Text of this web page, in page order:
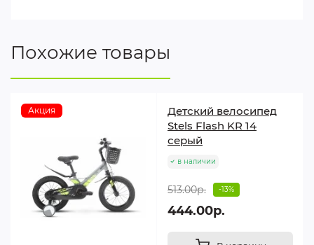
Похожие товары
Акция
Детский велосипед
Stels Flash KR 14
серый
в наличии
513.00р. -13%
444.00р.